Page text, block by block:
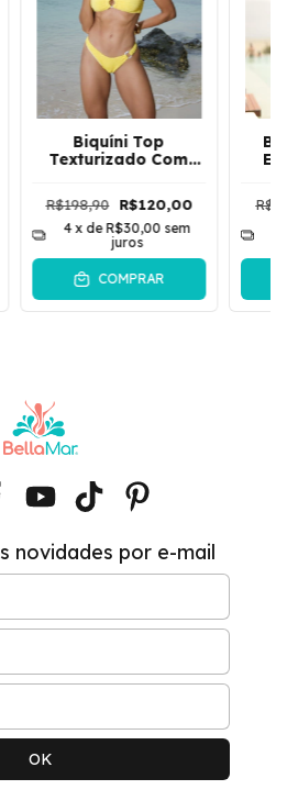
Biquíni Top
Texturizado Com
| Amarelo
R$198,90 R$120,00
4 x deR$30,00 sem
juros
COMPRAR
novidades por e-mail